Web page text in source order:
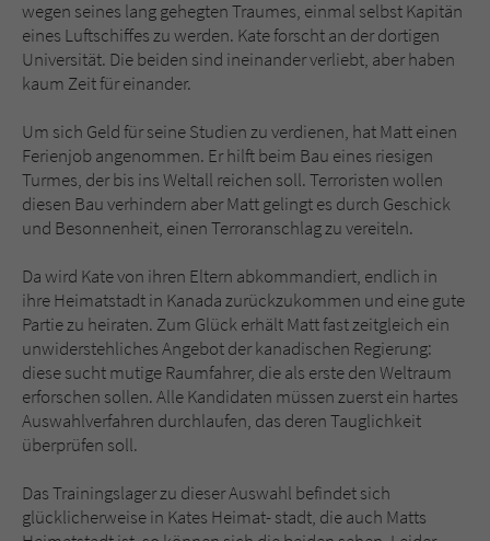
wegen seines lang gehegten Traumes, einmal selbst Kapitän
eines Luftschiffes zu werden. Kate forscht an der dortigen
Universität. Die beiden sind ineinander verliebt, aber haben
kaum Zeit für einander.
Um sich Geld für seine Studien zu verdienen, hat Matt einen
Ferienjob angenommen. Er hilft beim Bau eines riesigen
Turmes, der bis ins Weltall reichen soll. Terroristen wollen
diesen Bau verhindern aber Matt gelingt es durch Geschick
und Besonnenheit, einen Terroranschlag zu vereiteln.
Da wird Kate von ihren Eltern abkommandiert, endlich in
ihre Heimatstadt in Kanada zurückzukommen und eine gute
Partie zu heiraten. Zum Glück erhält Matt fast zeitgleich ein
unwiderstehliches Angebot der kanadischen Regierung:
diese sucht mutige Raumfahrer, die als erste den Weltraum
erforschen sollen. Alle Kandidaten müssen zuerst ein hartes
Auswahlverfahren durchlaufen, das deren Tauglichkeit
überprüfen soll.
Das Trainingslager zu dieser Auswahl befindet sich
glücklicherweise in Kates Heimat- stadt, die auch Matts
überprüfen.